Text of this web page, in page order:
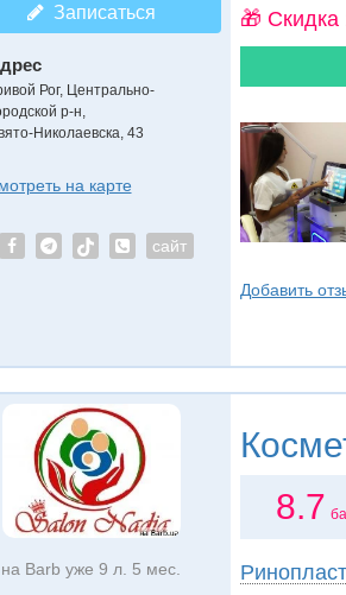
Записаться
Рог, Центрально-
р-н
Николаевска, 43
на карте
сайт
🎁
Добавить
на Barb уже 9 л. 5 мес.
8.7